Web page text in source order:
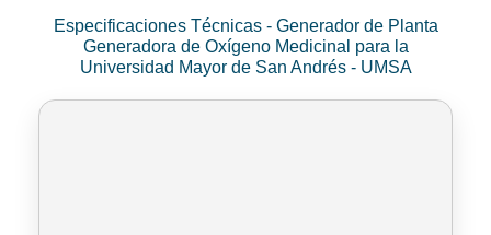
Especificaciones Técnicas - Generador de Planta
Generadora de Oxígeno Medicinal para la
Universidad Mayor de San Andrés - UMSA